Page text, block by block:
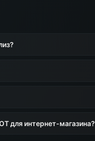
для интернет-магазина?